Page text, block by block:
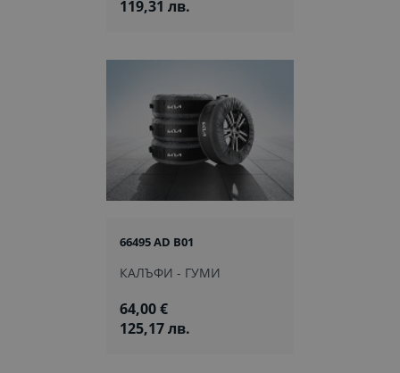
119,31 лв.
66495 AD B01
КАЛЪФИ - ГУМИ
64,00 €
125,17 лв.